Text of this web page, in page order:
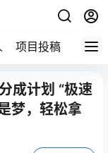
项目投稿
成计划 “极速
梦，轻松拿